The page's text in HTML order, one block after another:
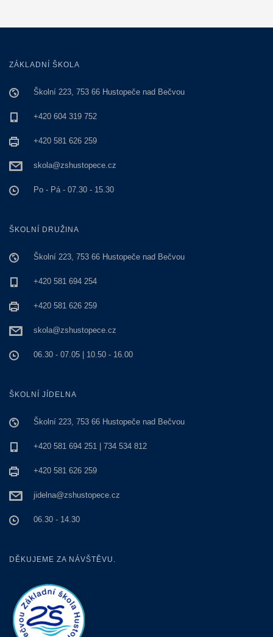
ZÁKLADNÍ ŠKOLA
Školní 223, 753 66 Hustopeče nad Bečvou
+420 604 319 752
+420 581 626 259
skola@zshustopece.cz
Po - Pá - 07.30 - 15.30
ŠKOLNÍ DRUŽINA
Školní 223, 753 66 Hustopeče nad Bečvou
+420 581 694 254
+420 581 626 259
skola@zshustopece.cz
06.30 - 07.05 | 10.50 - 16.00
ŠKOLNÍ JÍDELNA
Školní 223, 753 66 Hustopeče nad Bečvou
+420 581 694 251 | 734 534 812
+420 581 626 259
jidelna@zshustopece.cz
06.30 - 14.30
DĚKUJEME ZA NÁVŠTĚVU.